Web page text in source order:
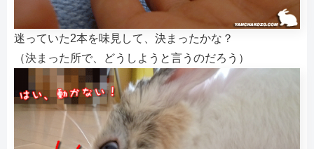
迷っていた2本を味見して、決まったかな？
（決まった所で、どうしようと言うのだろう）